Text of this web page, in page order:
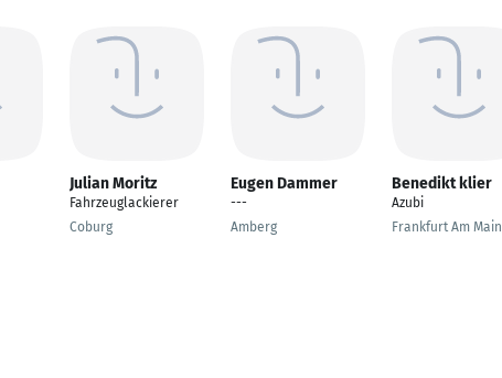
Julian Moritz
Fahrzeuglackierer
Coburg
Eugen Dammer
---
Amberg
Benedikt klier
Azubi
Frankfurt Am Main